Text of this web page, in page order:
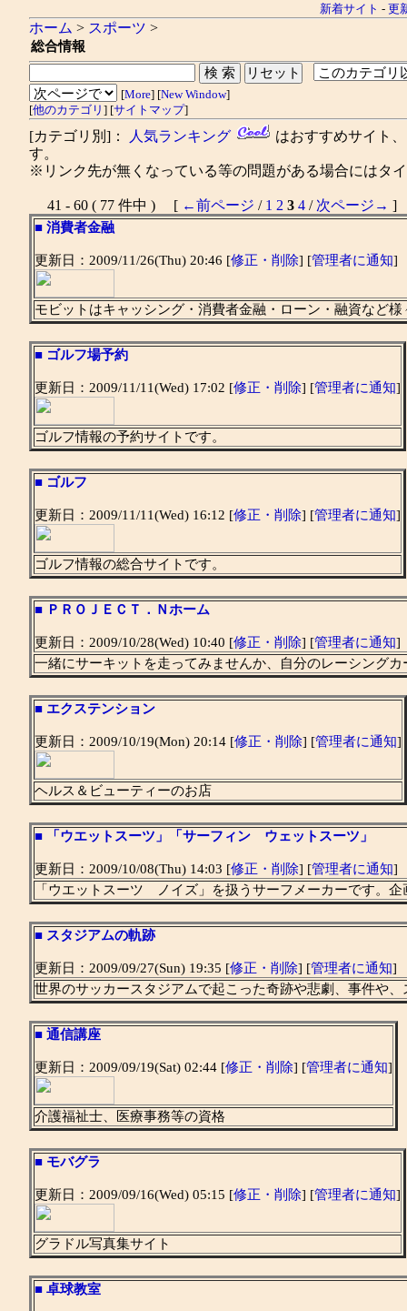
新着サイト - 更
ホーム > スポーツ >
総合情報
[More] [New Window]
[他のカテゴリ ] [サイトマップ]
[カテゴリ別]： 人気ランキング
はおすすめサイト
す。
※リンク先が無くなっている等の問題がある場合にはタ
41 - 60 ( 77 件中 ) [ ←前ページ / 1 2 3 4 / 次ページ→ ]
■ 消費者金融
更新日：2009/11/26(Thu) 20:46 [修正・削除] [管理者に通知]
モビットはキャッシング・消費者金融・ローン・融資など
■ ゴルフ場予約
更新日：2009/11/11(Wed) 17:02 [修正・削除] [管理者に通知]
ゴルフ情報の予約サイトです。
■ ゴルフ
更新日：2009/11/11(Wed) 16:12 [修正・削除] [管理者に通知]
ゴルフ情報の総合サイトです。
■ ＰＲＯＪＥＣＴ．Ｎホーム
更新日：2009/10/28(Wed) 10:40 [修正・削除] [管理者に通知]
一緒にサーキットを走ってみませんか、自分のレーシング
■ エクステンション
更新日：2009/10/19(Mon) 20:14 [修正・削除] [管理者に通知]
ヘルス＆ビューティーのお店
■ 「ウエットスーツ」「サーフィン ウェットスーツ」
更新日：2009/10/08(Thu) 14:03 [修正・削除] [管理者に通知]
「ウエットスーツ ノイズ」を扱うサーフメーカーです。
■ スタジアムの軌跡
更新日：2009/09/27(Sun) 19:35 [修正・削除] [管理者に通知]
世界のサッカースタジアムで起こった奇跡や悲劇、事件や
■ 通信講座
更新日：2009/09/19(Sat) 02:44 [修正・削除] [管理者に通知]
介護福祉士、医療事務等の資格
■ モバグラ
更新日：2009/09/16(Wed) 05:15 [修正・削除] [管理者に通知]
グラドル写真集サイト
■ 卓球教室